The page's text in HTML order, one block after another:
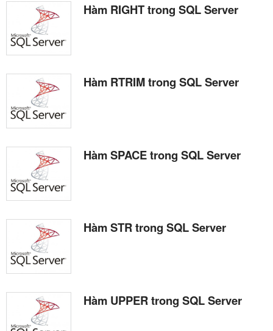
Hàm RIGHT trong SQL Server
Hàm RTRIM trong SQL Server
Hàm SPACE trong SQL Server
Hàm STR trong SQL Server
Hàm UPPER trong SQL Server